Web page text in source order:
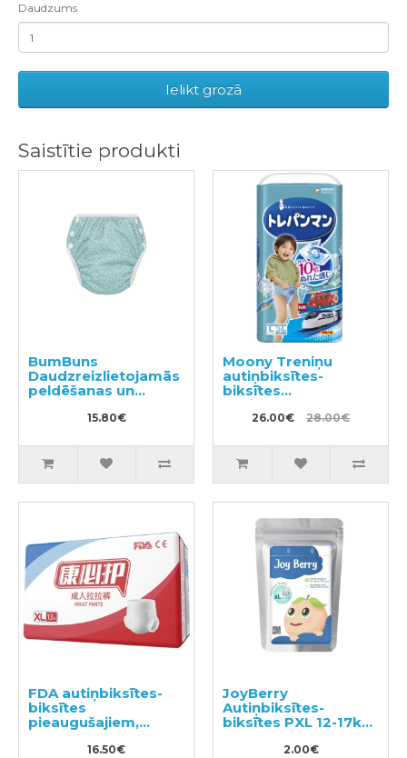
Daudzums
Ielikt grozā
Saistītie produkti
BumBuns
Daudzreizlietojamās
peldēšanas un
podiņmācību
autiņbiksīte S 8–11kg
15.80€
Moony Treniņu
autiņbiksītes-
biksītes
zēniem,bērna
pieradināšanai
34gab
26.00€ 28.00€
FDA autiņbiksītes-
biksītes
pieaugušajiem,
izmērs XL 13gab
16.50€
JoyBerry
Autiņbiksītes-
biksītes PXL 12-17kg
2.00€